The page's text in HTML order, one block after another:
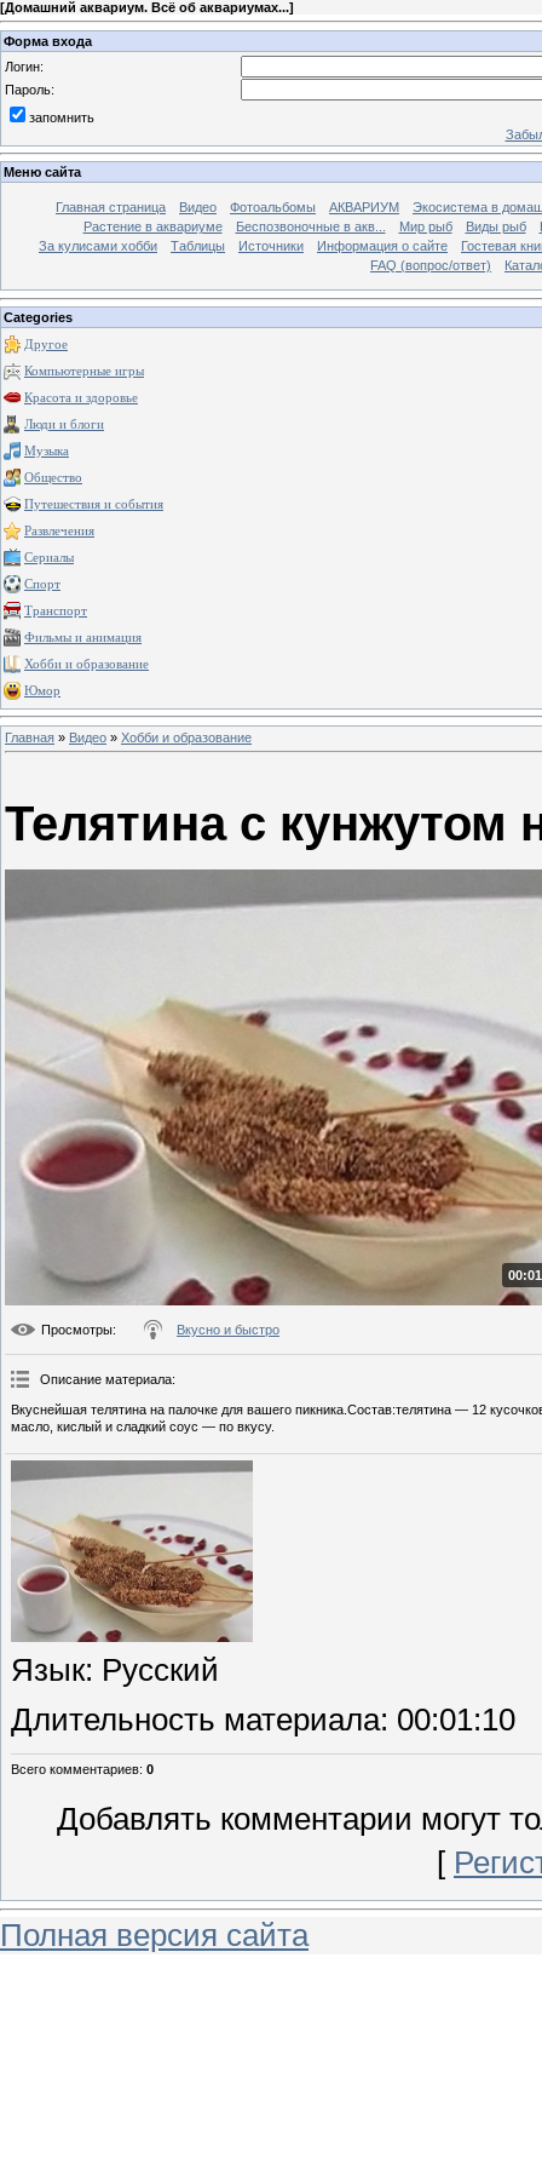
[Домашний аквариум. Всё об аквариумах...]
Форма входа
Логин:
Пароль:
запомнить
Меню сайта
Главная страница Видео Фотоальбомы АКВАРИУМ
Экосистема в
Растение в аквариуме
Беспозвоночные в акв... Мир рыб Виды рыб
За кулисами хобби
Таблицы Источники Информация о сайте
Гостевая
FAQ (вопрос/ответ)
Categories
Другое
Компьютерные игры
Красота и здоровье
Люди и блоги
Музыка
Общество
Путешествия и события
Развлечения
Сериалы
Спорт
Транспорт
Фильмы и анимация
Хобби и образование
Юмор
Главная » Видео » Хобби и образование
Телятина с кунжутом
Просмотры: Вкусно и быстро
Описание материала:
Вкуснейшая телятина на палочке для вашего пикника.Состав:телятина — 12
масло, кислый и сладкий соус — по вкусу.
Язык: Русский
Длительность материала: 00:01:10
Всего комментариев: 0
Добавлять комментарии могут
[
Полная версия сайта